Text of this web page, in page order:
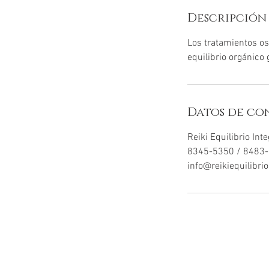
Los tratamientos
equilibrio orgánico
Datos de
Reiki Equilibrio
8345-5350 / 8483-